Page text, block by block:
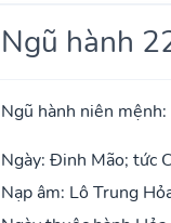
Ngũ hành
Ngũ hành niên
Ngày: Đinh Mão; tức
Nạp âm: Lô Trung